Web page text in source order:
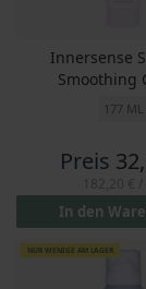
Innersense
Smoothing
177 ML
Preis
In den
NUR WENIGE AM LAGER